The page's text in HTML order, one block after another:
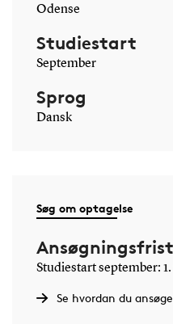
Odense
Studiestart
September
Sprog
Dansk
Søg om optagelse
Studiestart september:
Se hvordan du